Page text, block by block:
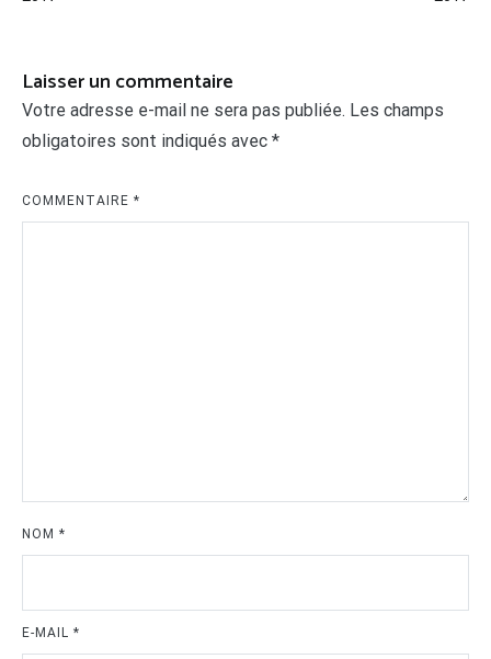
Laisser un commentaire
Votre adresse e-mail ne sera pas publiée. Les champs
obligatoires sont indiqués avec *
COMMENTAIRE *
NOM *
E-MAIL *